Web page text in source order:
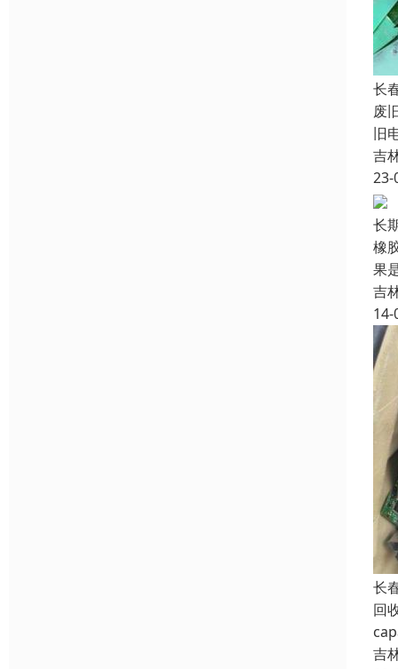
长
废
旧
吉
23-
长
橡
果
吉
14-
长
回
吉